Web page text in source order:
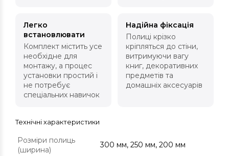
Легко
встановлювати
Комплект містить усе
необхідне для
монтажу, а процес
установки простий і
не потребує
спеціальних навичок
Надійна фіксація
Полиці крізко
кріпляться до стіни,
витримуючи вагу
книг, декоративних
предметів та
домашніх аксесуарів
Технічні характеристики
Розміри полиць
(ширина)
300 мм, 250 мм, 200 мм